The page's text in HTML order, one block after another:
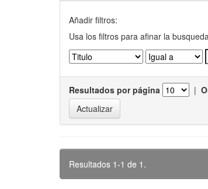
Añadir filtros:
Usa los filtros para afinar la
Resultados por página |
Resultados 1-1 de 1.